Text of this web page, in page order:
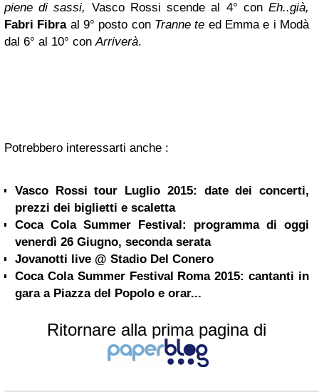
piene di sassi, Vasco Rossi scende al 4° conEh..già,
Fabri Fibraal 9° posto con Tranne te ed Emma e i Modà
dal 6° al 10° conArriverà.
Potrebbero interessarti anche :
Vasco Rossi tour Luglio 2015: date dei concerti,
prezzi dei biglietti e scaletta
Coca Cola Summer Festival: programma di oggi
venerdì 26 Giugno, seconda serata
Jovanotti live @ Stadio Del Conero
Coca Cola Summer Festival Roma 2015: cantanti in
gara a Piazza del Popolo e orar...
Ritornare alla prima pagina di